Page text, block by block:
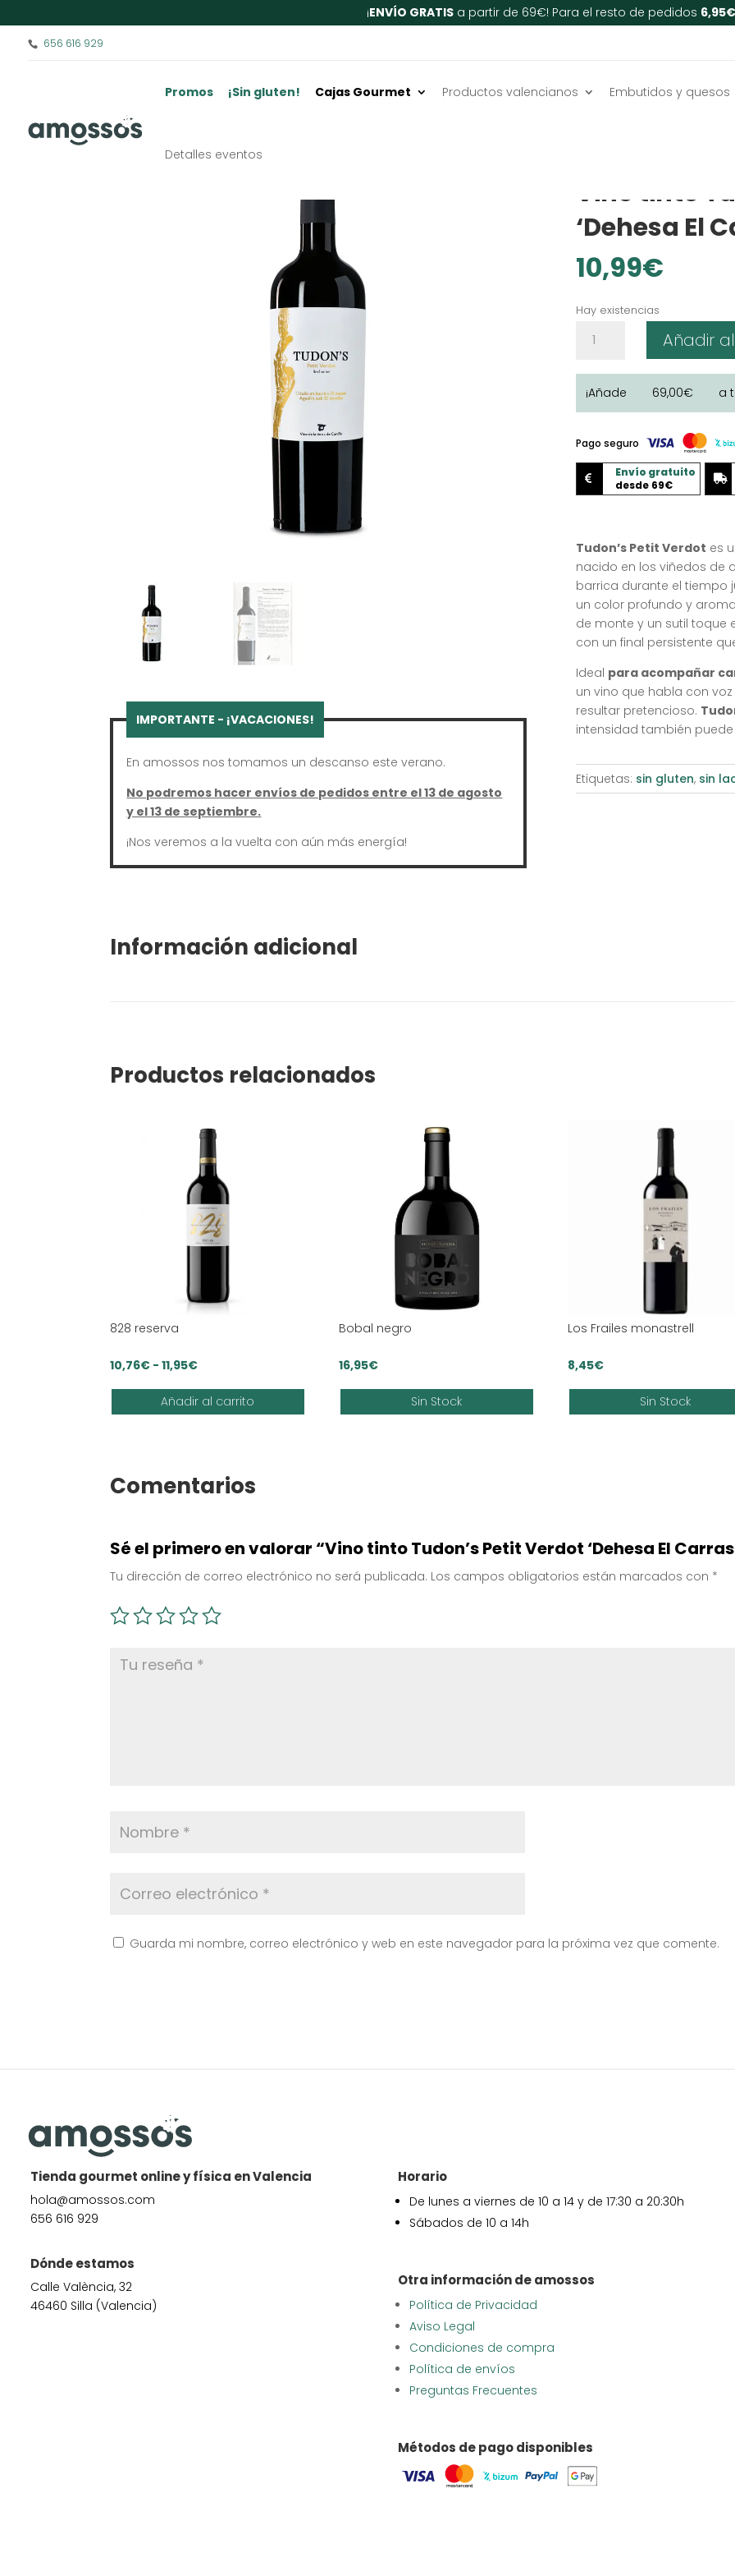
¡ENVÍO GRATIS a partir de 69€! Para el resto de pedidos 6,95€
656 616 929
Promos ¡Sin gluten! Cajas Gourmet Productos valencianos Embutidos y quesos
Detalles eventos
En amossos nos tomamos un descanso este verano.
No podremos hacer envíos de pedidos entre el 13 de agosto
y el 13 de septiembre.
¡Nos veremos a la vuelta con aún más energía!
Vino tinto
‘Dehesa El
10,99€
Hay existencias
tinto
Petit
El
Carrascal'
cantidad
Añadir
¡Añade 69,00€ a
Pago seguro

Envío gratuito
desde 69€

Tudon’s Petit Verdot es
nacido en los viñedos de
barrica durante el tiempo
un color profundo y
de monte y un sutil toque
con un final persistente
Ideal para acompañar
un vino que habla con
resultar pretencioso.
intensidad también
Etiquetas: sin gluten, sin
Información adicional
Productos relacionados
828 reserva
10,76€ - 11,95€Rango
de
precios:
11,95€
Añadir al carrito
Bobal negro
16,95€
Sin Stock
Los Frailes monastrell
8,45€
Sin Stock
Comentarios
Sé el primero en valorar “Vino tinto Tudon’s Petit Verdot ‘Dehesa El
Tu dirección de correo electrónico no será publicada. Los campos obligatorios están marcados con *
Guarda mi nombre, correo electrónico y web en este navegador para la próxima vez que comente.
Tienda gourmet online y física en Valencia
hola@amossos.com
656 616 929
Dónde estamos
Calle València, 32
46460 Silla (Valencia)
Horario
De lunes a viernes de 10 a 14 y de 17:30 a 20:30h
Sábados de 10 a 14h
Otra información de amossos
Política de Privacidad
Aviso Legal
Condiciones de compra
Política de envíos
Preguntas Frecuentes
Métodos de pago disponibles